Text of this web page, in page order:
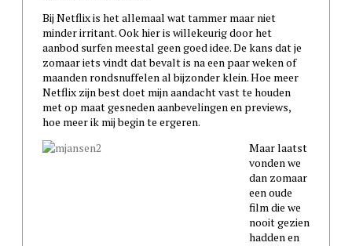
Bij Netflix is het allemaal wat tammer maar niet
minder irritant. Ook hier is willekeurig door het
aanbod surfen meestal geen goed idee. De kans dat je
zomaar iets vindt dat bevalt is na een paar weken of
maanden rondsnuffelen al bijzonder klein. Hoe meer
Netflix zijn best doet mijn aandacht vast te houden
met op maat gesneden aanbevelingen en previews,
hoe meer ik mij begin te ergeren.
Maar laatst
vonden we
dan zomaar
een oude
film die we
nooit gezien
hadden en